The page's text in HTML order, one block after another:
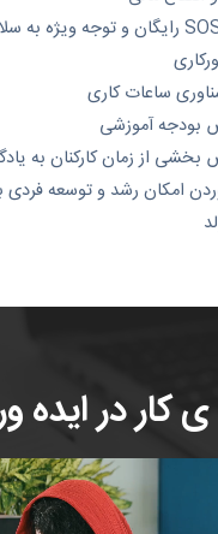
ساعات کاری
بودجه آموزشی
از زمان کارکنان به
امکان رشد و توسعه فردی
کار در ایده